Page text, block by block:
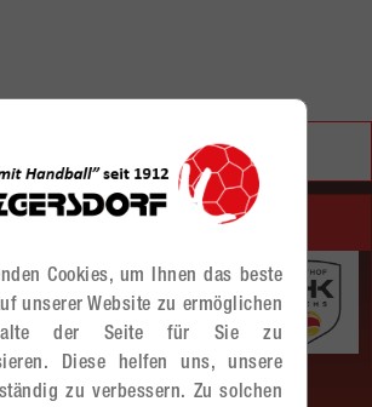
SPIELE
Uhr | Cookies, um Ihnen das beste
unserer Website zu ermöglichen
der Seite für Sie zu
Diese helfen uns, unsere
zu verbessern. Zu solchen